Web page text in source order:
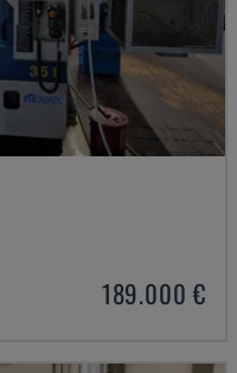
189.000 €